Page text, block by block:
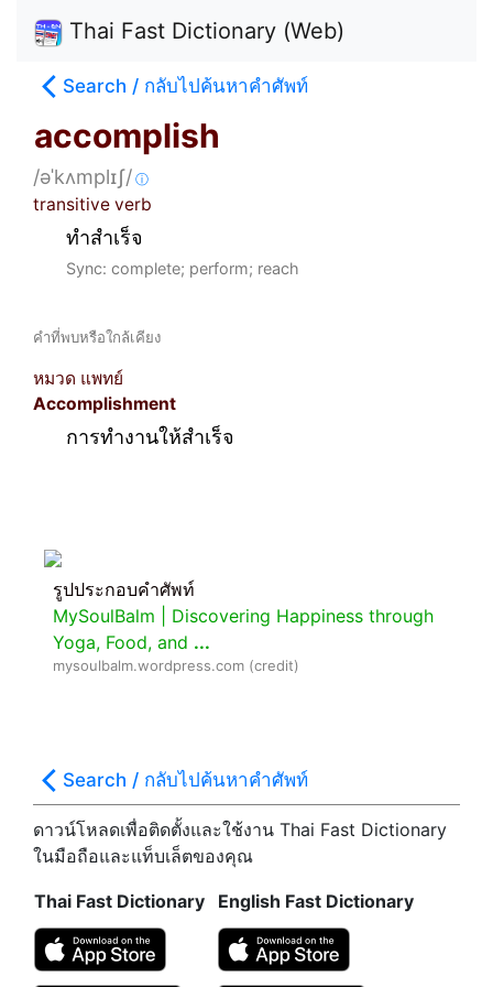
Thai Fast Dictionary (Web)
Search / กลับไปค้นหาคำศัพท์
accomplish
/əˈkʌmplɪʃ/ ⓘ
transitive verb
ทำสำเร็จ
Sync: complete; perform; reach
คำที่พบหรือใกล้เคียง
หมวด แพทย์
Accomplishment
การทำงานให้สำเร็จ
รูปประกอบคำศัพท์
MySoulBalm | Discovering Happiness through
Yoga, Food, and ...
mysoulbalm.wordpress.com (credit)
Search / กลับไปค้นหาคำศัพท์
ดาวน์โหลดเพื่อติดตั้งและใช้งาน Thai Fast Dictionary
ในมือถือและแท็บเล็ตของคุณ
Thai Fast Dictionary English Fast Dictionary